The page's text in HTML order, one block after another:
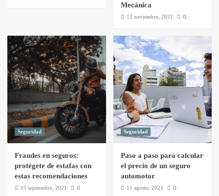
Mecánica
12 noviembre, 2021 0
Seguridad
Fraudes en seguros:
protégete de estafas con
estas recomendaciones
15 septiembre, 2021 0
Seguridad
Paso a paso para calcular
el precio de un seguro
automotor
11 agosto, 2021 0